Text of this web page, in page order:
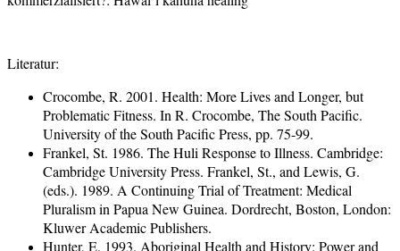
Literatur:
Crocombe, R. 2001. Health: More Lives and Longer, but
Problematic Fitness. In R. Crocombe, The South Pacific.
University of the South Pacific Press, pp. 75-99.
Frankel, St. 1986. The Huli Response to Illness. Cambridge:
Cambridge University Press. Frankel, St., and Lewis, G.
(eds.). 1989. A Continuing Trial of Treatment: Medical
Pluralism in Papua New Guinea. Dordrecht, Boston, London:
Kluwer Academic Publishers.
Hunter, E. 1993. Aboriginal Health and History: Power and